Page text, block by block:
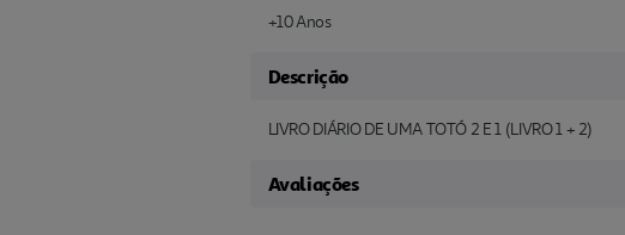
+10 Anos
Descrição
LIVRO DIÁRIO DE UMA TOTÓ 2 E 1 (LIVRO 1 + 2)
Avaliações